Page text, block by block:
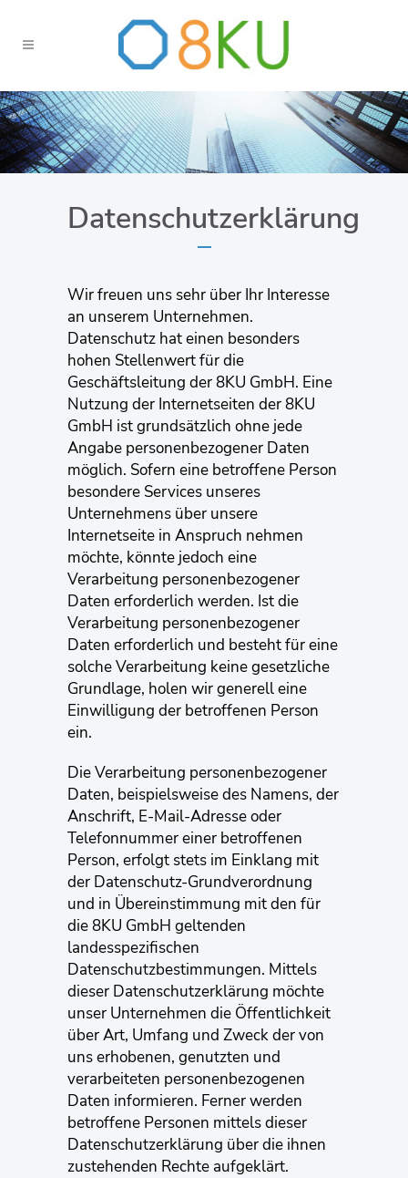
Datenschutzerklärung
Wir freuen uns sehr über Ihr Interesse
an unserem Unternehmen.
Datenschutz hat einen besonders
hohen Stellenwert für die
Geschäftsleitung der 8KU GmbH. Eine
Nutzung der Internetseiten der 8KU
GmbH ist grundsätzlich ohne jede
Angabe personenbezogener Daten
möglich. Sofern eine betroffene Person
besondere Services unseres
Unternehmens über unsere
Internetseite in Anspruch nehmen
möchte, könnte jedoch eine
Verarbeitung personenbezogener
Daten erforderlich werden. Ist die
Verarbeitung personenbezogener
Daten erforderlich und besteht für eine
solche Verarbeitung keine gesetzliche
Grundlage, holen wir generell eine
Einwilligung der betroffenen Person
ein.
Die Verarbeitung personenbezogener
Daten, beispielsweise des Namens, der
Anschrift, E-Mail-Adresse oder
Telefonnummer einer betroffenen
Person, erfolgt stets im Einklang mit
der Datenschutz-Grundverordnung
und in Übereinstimmung mit den für
die 8KU GmbH geltenden
landesspezifischen
Datenschutzbestimmungen. Mittels
dieser Datenschutzerklärung möchte
unser Unternehmen die Öffentlichkeit
über Art, Umfang und Zweck der von
uns erhobenen, genutzten und
verarbeiteten personenbezogenen
Daten informieren. Ferner werden
betroffene Personen mittels dieser
Datenschutzerklärung über die ihnen
zustehenden Rechte aufgeklärt.